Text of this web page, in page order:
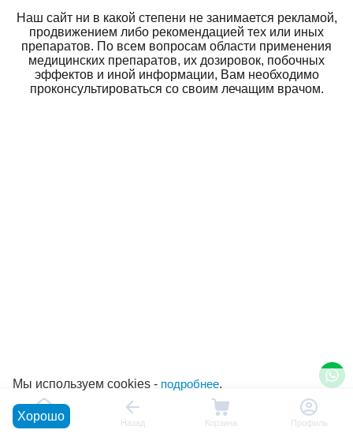
Наш сайт ни в какой степени не занимается рекламой,
продвижением либо рекомендацией тех или иных
препаратов. По всем вопросам области применения
медицинских препаратов, их дозировок, побочных
эффектов и иной информации, Вам необходимо
проконсультироваться со своим лечащим врачом.
Главная Назад Корзина Профиль
Мы используем cookies - подробнее.
Хорошо